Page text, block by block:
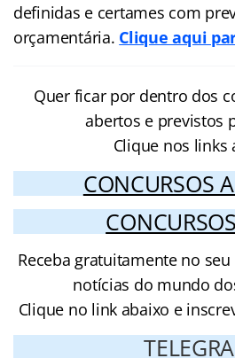
definidas e certames com
orçamentária. Clique aqui
Quer ficar por dentro dos
abertos e previstos
Clique nos links
CONCURSOS
Receba gratuitamente no
notícias do mundo
Clique no link abaixo e